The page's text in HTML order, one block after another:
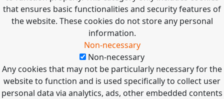
that ensures basic functionalities and security features of
the website. These cookies do not store any personal
information.
Non-necessary
Non-necessary
Any cookies that may not be particularly necessary for the
website to function and is used specifically to collect user
personal data via analytics, ads, other embedded contents